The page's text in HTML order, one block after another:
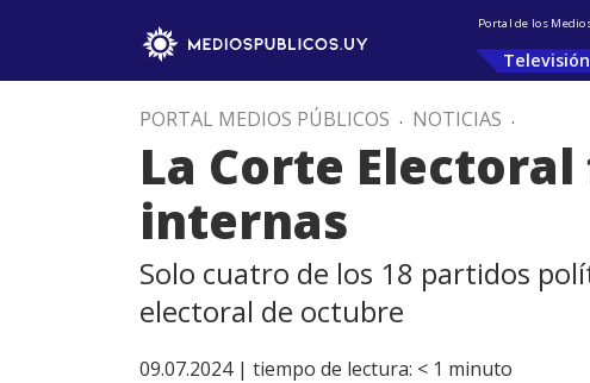
Portal de los
Televisión
PORTAL MEDIOS PÚBLICOS . NOTICIAS .
La Corte
internas
Solo cuatro de los 18 partidos
electoral de octubre
09.07.2024 | tiempo de lectura: < 1 minuto